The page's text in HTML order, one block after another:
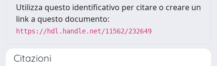
Utilizza questo identificativo per citare o creare un
link a questo documento:
https://hdl.handle.net/11562/232649
Citazioni